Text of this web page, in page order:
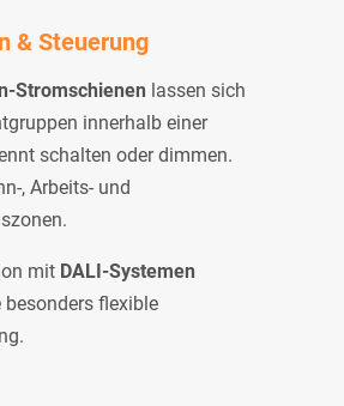
& Steuerung
Stromschienen lassen sich
innerhalb einer
schalten oder dimmen.
, Arbeits- und
mit DALI-Systemen
besonders flexible